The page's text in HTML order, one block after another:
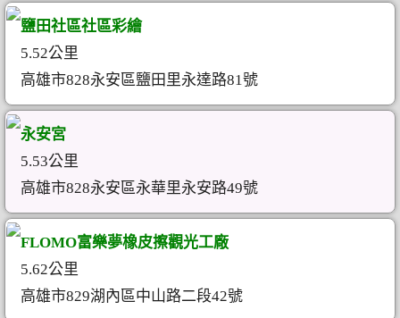
鹽田社區社區彩繪
5.52公里
高雄市828永安區鹽田里永達路81號
永安宮
5.53公里
高雄市828永安區永華里永安路49號
FLOMO富樂夢橡皮擦觀光工廠
5.62公里
高雄市829湖內區中山路二段42號